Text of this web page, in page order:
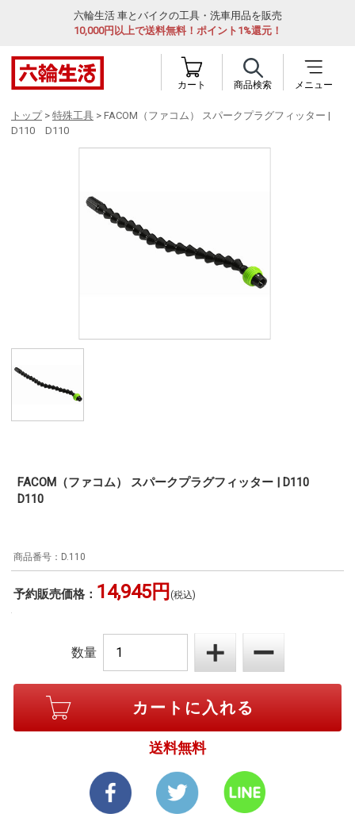
六輪生活 車とバイクの工具・洗車用品を販売
10,000円以上で送料無料！ポイント1%還元！
カート 商品検索 メニュー
トップ> 特殊工具 > FACOM（ファコム） スパークプラグフィッター |
D110 D110
FACOM（ファコム） スパークプラグフィッター | D110
D110
D.110
予約販売価格： 14,945円 (税込)
数量
送料無料